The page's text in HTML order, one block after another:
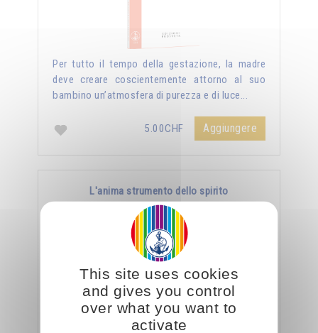
Per tutto il tempo della gestazione, la madre
deve creare coscientemente attorno al suo
bambino un’atmosfera di purezza e di luce...
5.00CHF Aggiungere
L'anima strumento dello spirito
This site uses cookies
and gives you control
over what you want to
activate